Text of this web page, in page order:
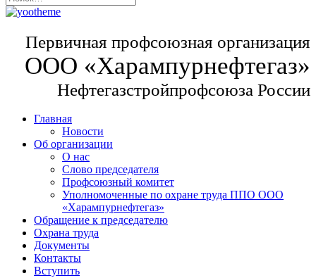
Первичная профсоюзная организация
ООО «Харампурнефтегаз»
Нефтегазстройпрофсоюза России
Главная
Новости
Об организации
О нас
Слово председателя
Профсоюзный комитет
Уполномоченные по охране труда ППО ООО
«Харампурнефтегаз»
Обращение к председателю
Охрана труда
Документы
Контакты
Вступить